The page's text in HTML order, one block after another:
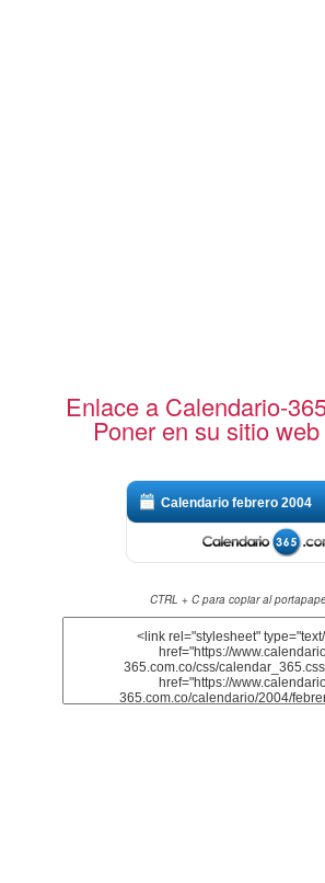
Enlace a Calendario-
Poner en su sitio
Calendario febrero 2004
CTRL + C para copiar al